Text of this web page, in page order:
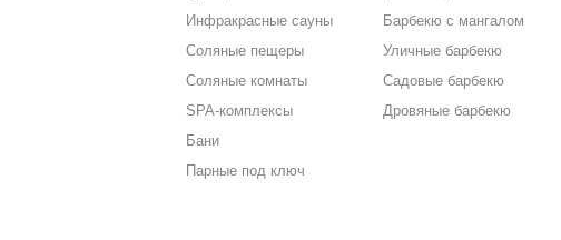
Инфракрасные сауны
Соляные пещеры
Соляные комнаты
SPA-комплексы
Бани
Парные под ключ
Барбекю с мангалом
Уличные барбекю
Садовые барбекю
Дровяные барбекю